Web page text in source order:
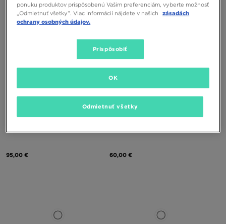
TIMBERLAND EURO SPRINT
95,00 €
NIKE MANOA 17 BP
60,00 €
ponuku produktov prispôsobenú Vašim preferenciám, vyberte možnosť
„Odmietnuť všetky”. Viac informácií nájdete v našich
zásadách
ochrany osobných údajov.
Prispôsobiť
Odmietnuť všetky
OK